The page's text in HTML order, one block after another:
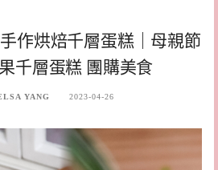
作烘焙千層蛋糕｜母親節
千層蛋糕 團購美食
YANG 2023-04-26